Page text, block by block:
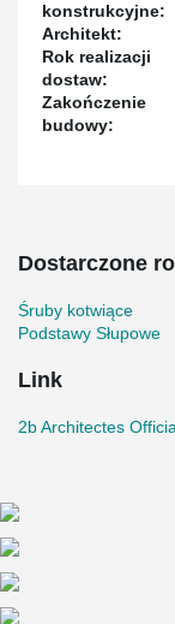
konstrukcyjne:
Architekt:
Rok realizacji
dostaw:
Zakończenie
budowy:
Dostarczone
Śruby kotwiące
Podstawy Słupowe
Link
2b Architectes